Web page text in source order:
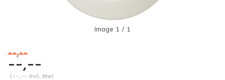
Image 1 / 1
--,--
--,--
(--,-- Incl. btw)